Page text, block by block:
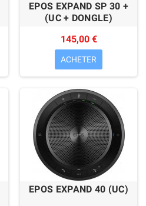
EPOS EXPAND SP 30 +
(UC + DONGLE)
145,00 €
ACHETER
EPOS EXPAND 40 (UC)